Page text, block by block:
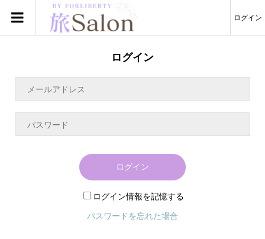
ログイン
ログイン
ログイン
ログイン情報を記憶する
パスワードを忘れた場合